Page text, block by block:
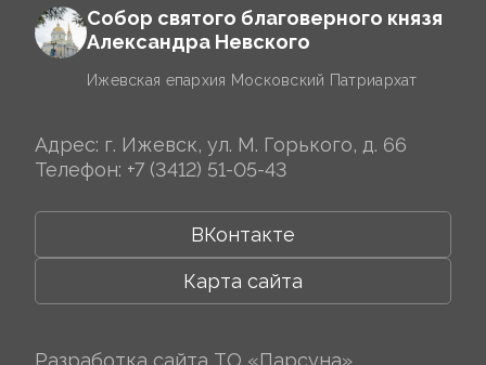
Собор святого благоверного князя
Александра Невского
Ижевская епархия Московский Патриархат
Адрес: г. Ижевск, ул. М. Горького, д. 66
Телефон: +7 (3412) 51-05-43
ВКонтакте
Карта сайта
Разработка сайта ТО «Парсуна»